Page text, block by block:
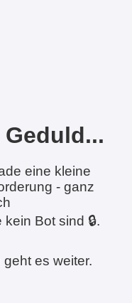
eine kleine
- ganz
Bot sind 🔒.
es weiter.